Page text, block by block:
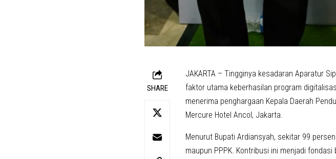
SHARE
JAKARTA – Tingginya kesadaran Aparatur
faktor utama keberhasilan program
menerima penghargaan Kepala Daerah
Mercure Hotel Ancol, Jakarta.
Menurut Bupati Ardiansyah, sekitar 99
maupun PPPK. Kontribusi ini menjadi